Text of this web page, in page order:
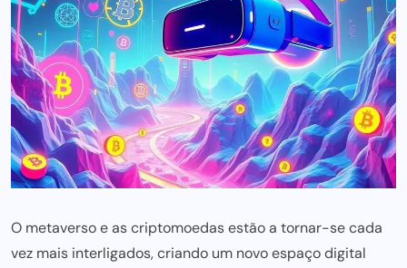
O metaverso e as criptomoedas estão a tornar-se cada
vez mais interligados, criando um novo espaço digital